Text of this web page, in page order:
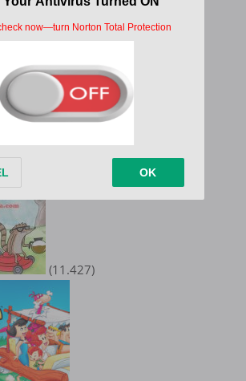
(12.091)
(11.427)